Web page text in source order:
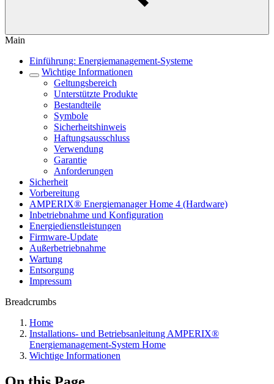
Main
Einführung: Energiemanagement-Systeme
Wichtige Informationen
Geltungsbereich
Unterstützte Produkte
Bestandteile
Symbole
Sicherheitshinweis
Haftungsausschluss
Verwendung
Garantie
Anforderungen
Sicherheit
Vorbereitung
AMPERIX® Energiemanager Home 4 (Hardware)
Inbetriebnahme und Konfiguration
Energiedienstleistungen
Firmware-Update
Außerbetriebnahme
Wartung
Entsorgung
Impressum
Breadcrumbs
Home
Installations- und Betriebsanleitung AMPERIX®
Energiemanagement-System Home
Wichtige Informationen